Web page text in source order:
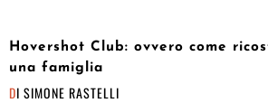
Hovershot Club: ovvero come
una famiglia
DI SIMONE RASTELLI